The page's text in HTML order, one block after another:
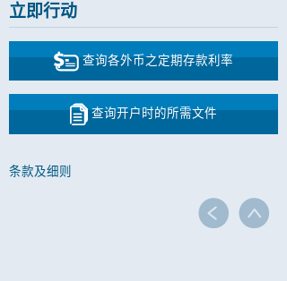
立即行动
查询各外币之定期存款利率
查询开户时的所需文件
条款及细则